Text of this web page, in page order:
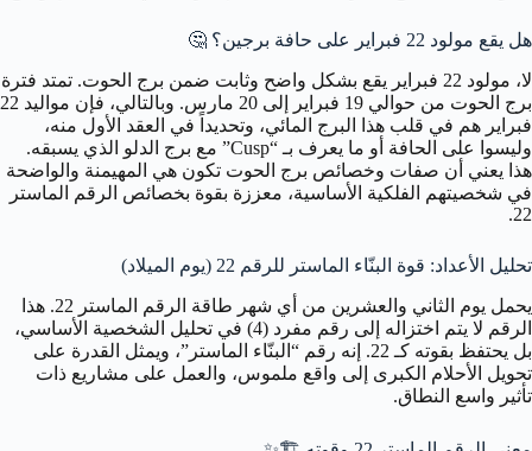
هل يقع مولود 22 فبراير على حافة برجين؟
🤔
لا، مولود 22 فبراير يقع بشكل واضح وثابت ضمن برج الحوت. تمتد فترة
برج الحوت من حوالي 19 فبراير إلى 20 مارس. وبالتالي، فإن مواليد 22
فبراير هم في قلب هذا البرج المائي، وتحديداً في العقد الأول منه،
وليسوا على الحافة أو ما يعرف بـ “Cusp” مع برج الدلو الذي يسبقه.
هذا يعني أن صفات وخصائص برج الحوت تكون هي المهيمنة والواضحة
في شخصيتهم الفلكية الأساسية، معززة بقوة بخصائص الرقم الماستر
22.
تحليل الأعداد: قوة البنّاء الماستر للرقم 22 (يوم الميلاد)
يحمل يوم الثاني والعشرين من أي شهر طاقة الرقم الماستر 22. هذا
الرقم لا يتم اختزاله إلى رقم مفرد (4) في تحليل الشخصية الأساسي،
بل يحتفظ بقوته كـ 22. إنه رقم “البنّاء الماستر”، ويمثل القدرة على
تحويل الأحلام الكبرى إلى واقع ملموس، والعمل على مشاريع ذات
تأثير واسع النطاق.